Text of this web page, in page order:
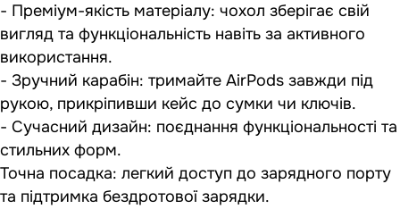
- Преміум-якість матеріалу: чохол зберігає свій
вигляд та функціональність навіть за активного
використання.
- Зручний карабін: тримайте AirPods завжди під
рукою, прикріпивши кейс до сумки чи ключів.
- Сучасний дизайн: поєднання функціональності та
стильних форм.
Точна посадка: легкий доступ до зарядного порту
та підтримка бездротової зарядки.